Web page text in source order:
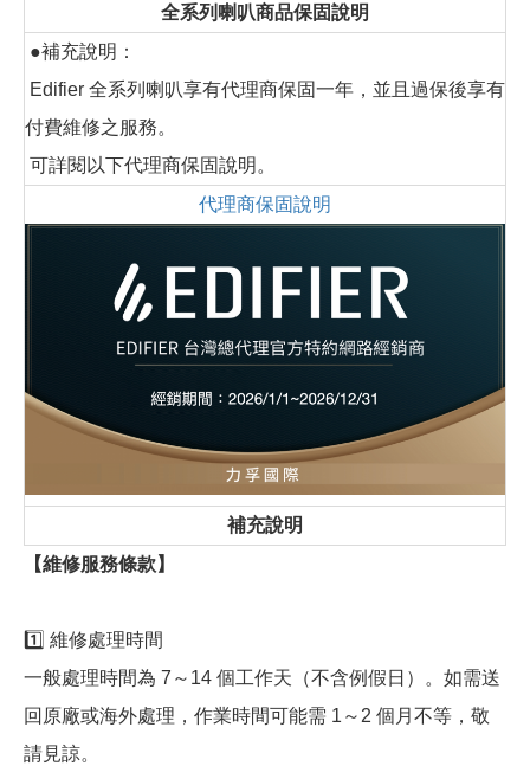
全系列喇叭商品保固說明
●補充說明：
Edifier 全系列喇叭享有代理商保固一年，並且過保後享有
付費維修之服務。
可詳閱以下代理商保固說明。
代理商保固說明
補充說明
【維修服務條款】
1️⃣ 維修處理時間
一般處理時間為 7～14 個工作天（不含例假日）。如需送
回原廠或海外處理，作業時間可能需 1～2 個月不等，敬
請見諒。